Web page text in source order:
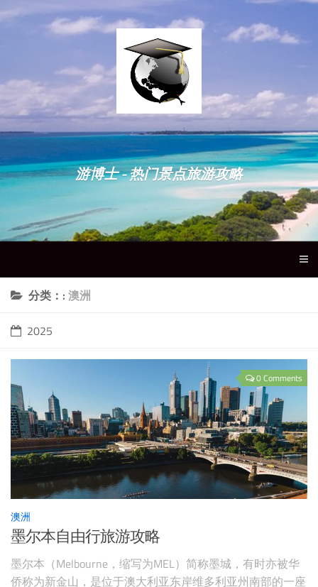
游博士 - 热门景点旅游攻略
分类：: 澳洲
2025
0 Comments
澳洲
墨尔本自由行旅游攻略
墨尔本（Melbourne，缩写为MEL）简称墨城，有时亦被华
侨称为新金山，是位于澳大利亚东岸维多利亚州南部的一座